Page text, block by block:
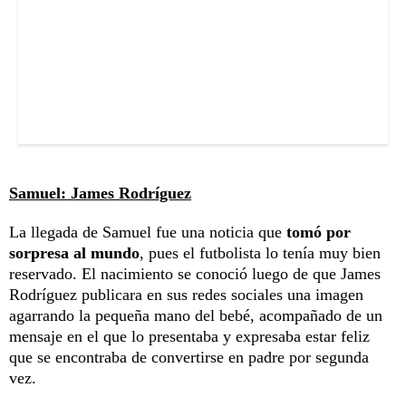
Samuel: James Rodríguez
La llegada de Samuel fue una noticia que tomó por
sorpresa al mundo, pues el futbolista lo tenía muy bien
reservado. El nacimiento se conoció luego de que James
Rodríguez publicara en sus redes sociales una imagen
agarrando la pequeña mano del bebé, acompañado de un
mensaje en el que lo presentaba y expresaba estar feliz
que se encontraba de convertirse en padre por segunda
vez.